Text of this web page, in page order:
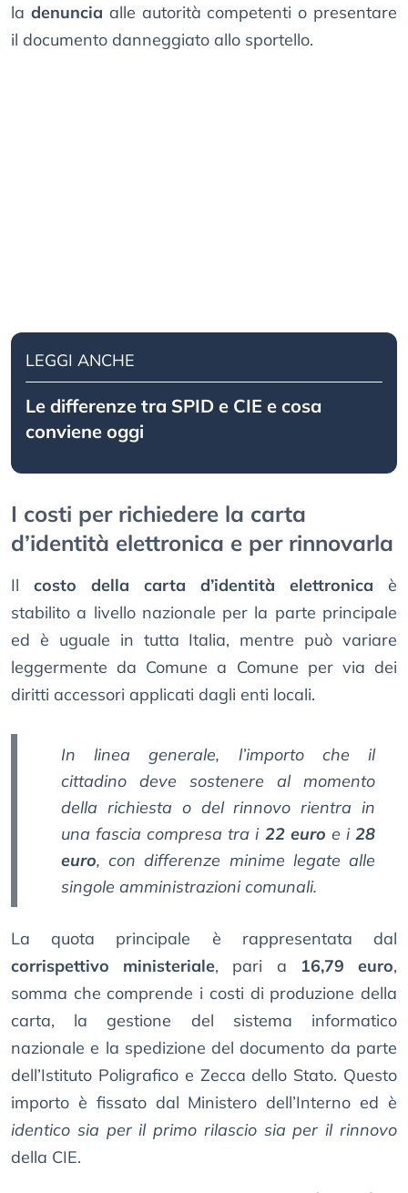
la denuncia alle autorità competenti o presentare
il documento danneggiato allo sportello.
LEGGI ANCHE
Le differenze tra SPID e CIE e cosa
conviene oggi
I costi per richiedere la carta
d’identità elettronica e per rinnovarla
Il costo della carta d’identità elettronica è
stabilito a livello nazionale per la parte principale
ed è uguale in tutta Italia, mentre può variare
leggermente da Comune a Comune per via dei
diritti accessori applicati dagli enti locali.
In linea generale, l’importo che il
cittadino deve sostenere al momento
della richiesta o del rinnovo rientra in
una fascia compresa tra i 22 euro e i28
euro, con differenze minime legate alle
singole amministrazioni comunali.
La quota principale è rappresentata dal
corrispettivo ministeriale, pari a 16,79 euro,
somma che comprende i costi di produzione della
carta, la gestione del sistema informatico
nazionale e la spedizione del documento da parte
dell’Istituto Poligrafico e Zecca dello Stato. Questo
importo è fissato dal Ministero dell’Interno ed è
identico sia per il primo rilascio sia per il rinnovo
della CIE.